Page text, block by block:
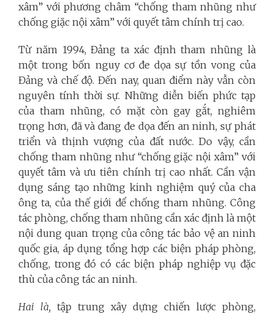
xâm” với phương châm “chống tham nhũng như
chống giặc nội xâm” với quyết tâm chính trị cao.
Từ năm 1994, Đảng ta xác định tham nhũng là
một trong bốn nguy cơ đe dọa sự tồn vong của
Đảng và chế độ. Đến nay, quan điểm này vẫn còn
nguyên tính thời sự. Những diễn biến phức tạp
của tham nhũng, có mặt còn gay gắt, nghiêm
trọng hơn, đã và đang đe dọa đến an ninh, sự phát
triển và thịnh vượng của đất nước. Do vậy, cần
chống tham nhũng như “chống giặc nội xâm” với
quyết tâm và ưu tiên chính trị cao nhất. Cần vận
dụng sáng tạo những kinh nghiệm quý của cha
ông ta, của thế giới để chống tham nhũng. Công
tác phòng, chống tham nhũng cần xác định là một
nội dung quan trọng của công tác bảo vệ an ninh
quốc gia, áp dụng tổng hợp các biện pháp phòng,
chống, trong đó có các biện pháp nghiệp vụ đặc
thù của công tác an ninh.
Hai là, tập trung xây dựng chiến lược phòng,